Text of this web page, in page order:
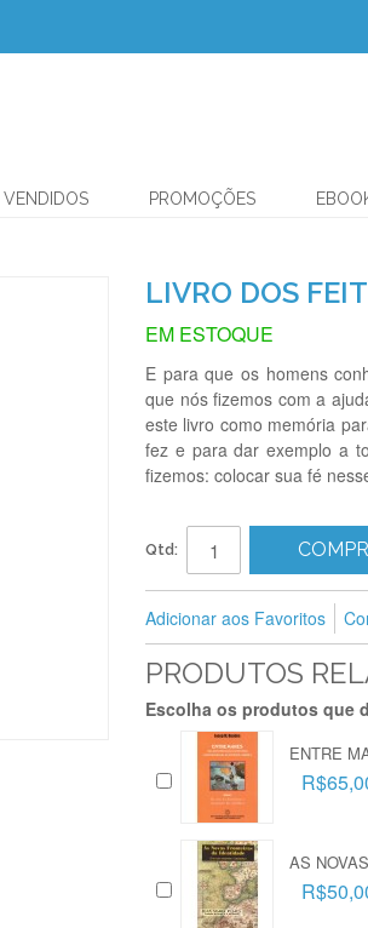
VENDIDOS PROMOÇÕES
LIVRO DOS
EM ESTOQUE
E para que os homens
que nós fizemos com a
este livro como memória
fez e para dar exemplo a
fizemos: colocar sua fé
Qtd:
Adicionar aos Favoritos
PRODUTOS
Escolha os produtos que
ENTRE
AS